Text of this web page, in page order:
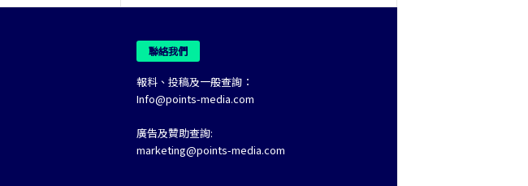
聯絡我們
報料、投稿及一般查詢：
Info@points-media.com
廣告及贊助查詢:
marketing@points-media.com